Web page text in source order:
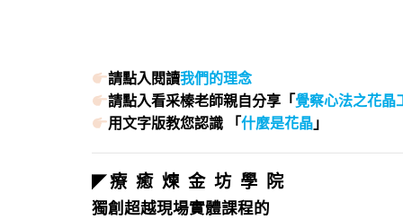
請點入閱讀我們的理念
請點入看采榛老師親自分享「覺察心法之花晶
用文字版教您認識 「什麼是花晶」
◤療 癒 煉 金 坊 學 院
獨創超越現場實體課程的